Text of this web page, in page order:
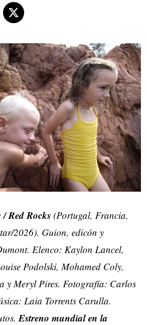
/ Red Rocks(Portugal, Francia,
2026). Guion, edicón y
Elenco: Kaylon Lancel,
Podolski, Mohamed Coly,
y Meryl Pires. Fotografía: Carlos
Laia Torrents Carulla.
Estreno mundial en la